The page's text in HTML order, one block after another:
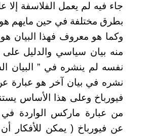
جاء فيه لم يعمل الفلاسفة إلا
بطرق مختلفة في حين مايهم هو
وكما هو معروف فهذا البيان
منه بيان سياسي والدليل
نفسه لم ينشره في ” البيان
نشره في بيان آخر هو عبارة
فيورباخ وعلى هذا الأساس
من عبارة ماركس الواردة في
عن فيورباخ ( يمكن للأفكار أن